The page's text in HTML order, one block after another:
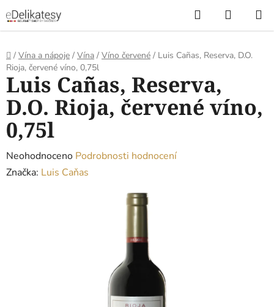
na
obsah
Hledat
KOŠÍK
Domů
/ Vína a nápoje / Vína / Víno červené / Luis Cañas, Reserva, D.O.
Rioja, červené víno, 0,75l
Luis Cañas, Reserva,
D.O. Rioja, červené víno,
0,75l
Průměrné
hodnocení
Neohodnoceno Podrobnosti hodnocení
Značka: Luis Caňas